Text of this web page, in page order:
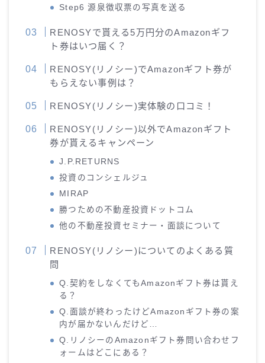
Step6 源泉徴収票の写真を送る
RENOSYで貰える5万円分のAmazonギフ
ト券はいつ届く？
RENOSY(リノシー)でAmazonギフト券が
もらえない事例は？
RENOSY(リノシー)実体験の口コミ！
RENOSY(リノシー)以外でAmazonギフト
券が貰えるキャンペーン
J.P.RETURNS
投資のコンシェルジュ
MIRAP
勝つための不動産投資ドットコム
他の不動産投資セミナー・面談について
RENOSY(リノシー)についてのよくある質
問
Q.契約をしなくてもAmazonギフト券は貰え
る？
Q.面談が終わったけどAmazonギフト券の案
内が届かないんだけど…
Q.リノシーのAmazonギフト券問い合わせフ
ォームはどこにある？